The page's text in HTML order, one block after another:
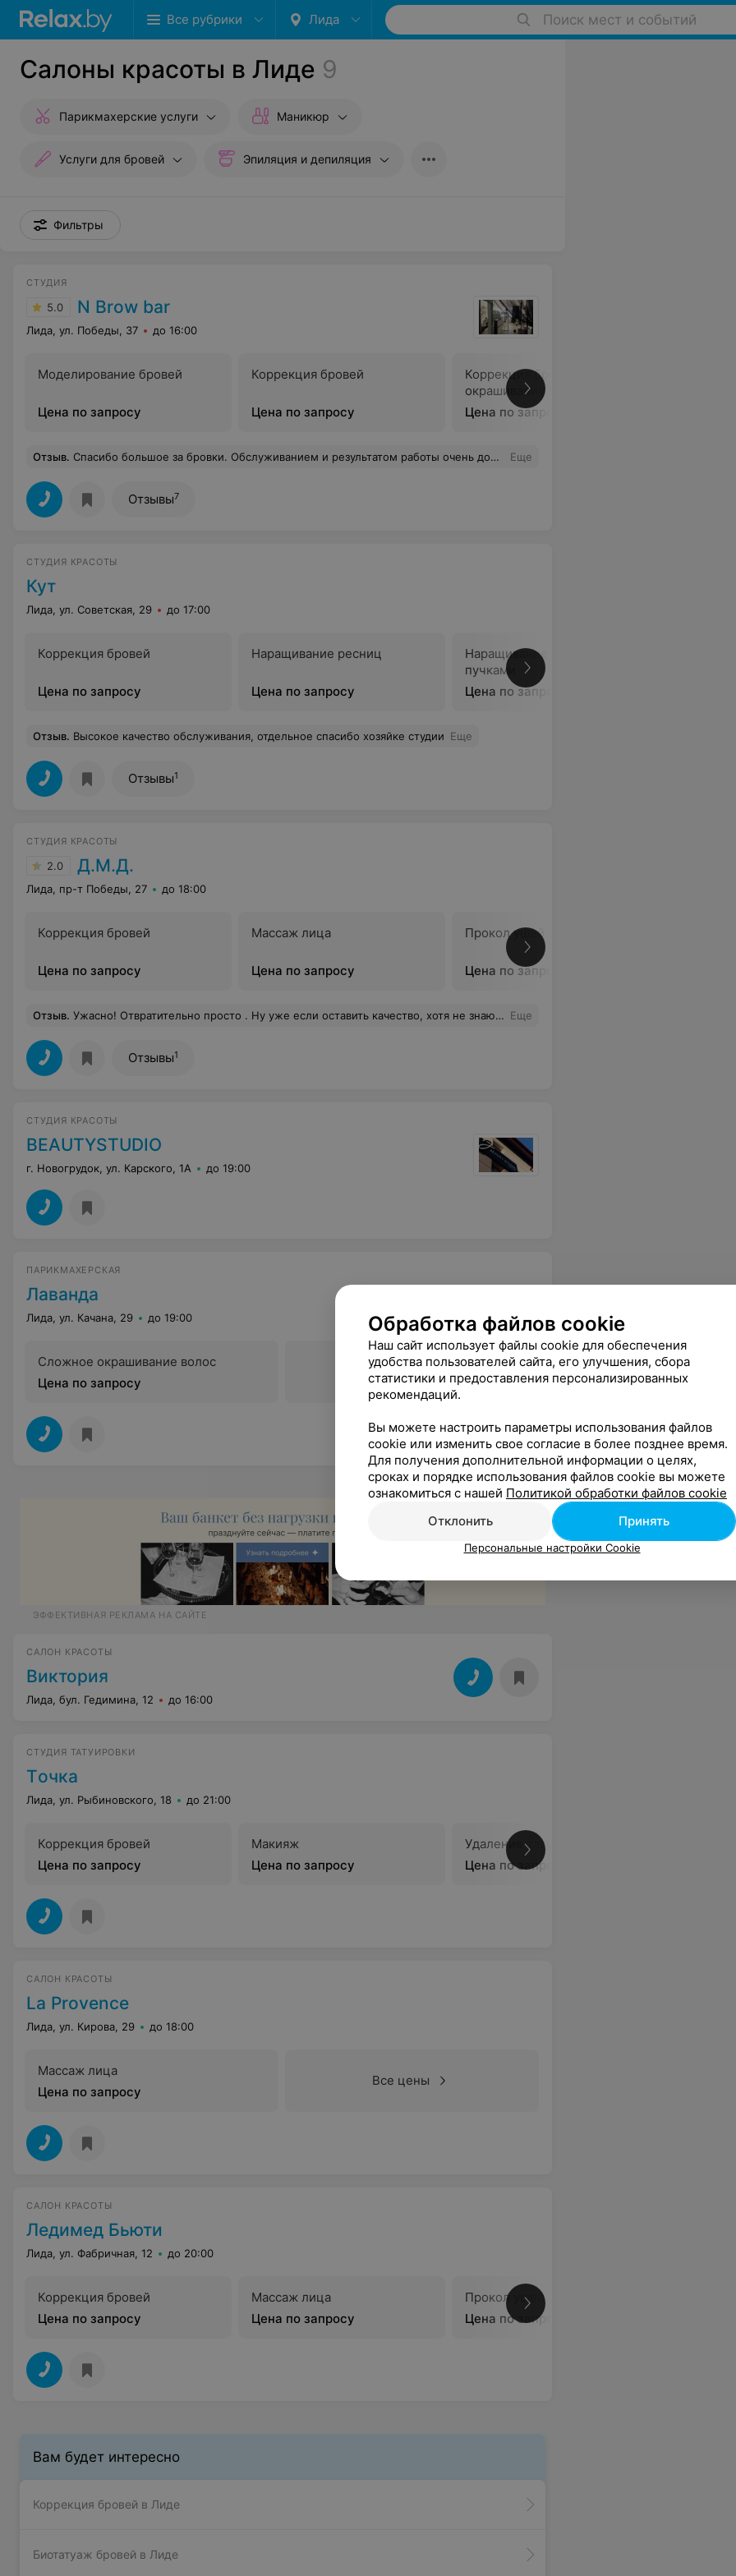
Все рубрики Лида Поиск мест и событий
Салоны красоты в Лиде 9
Парикмахерские услуги Маникюр
Услуги для бровей Эпиляция и депиляция
Фильтры
СТУДИЯ
5.0 N Brow bar
Лида, ул. Победы, 37 до 16:00
Моделирование бровей
Цена по запросу
Коррекция бровей
Цена по запросу
Коррекция бровей +
окрашивание хной / краской
Цена по запросу
Отзыв. Спасибо большое за бровки. Обслуживанием и результатом работы очень довольна. Еще
Отзывы7
СТУДИЯ КРАСОТЫ
Кут
Лида, ул. Советская, 29 до 17:00
Коррекция бровей
Цена по запросу
Наращивание ресниц
Цена по запросу
Наращивание ресниц
пучками
Цена по запросу
Отзыв. Высокое качество обслуживания, отдельное спасибо хозяйке студии Еще
Отзывы1
СТУДИЯ КРАСОТЫ
2.0 Д.М.Д.
Лида, пр-т Победы, 27 до 18:00
Коррекция бровей
Цена по запросу
Массаж лица
Цена по запросу
Прокол ушей
Цена по запросу
Отзыв. Ужасно! Отвратительно просто . Ну уже если оставить качество, хотя не знаю где и как таких мастеров подбирали - никакие впрочем, ( не в Милане находимся ,а я там именно и живу). но отношению к клиентам научиться все-таки надо. Лена, к которой я попала на укладку с большой неохотой согласилась на мою просьбу помыть волосы два раза, а потом все-таки они остались совершенно грязными и неприятным на ощупь. И ещё, телефон на рабочем месте просто должен быть выключен. Для записи клиентов у вас есть администратор. Ну,а Саша (вроде), мастер по педикюру, это уж вообще никуда не годится. На мою просьбу покрыть ногти на руках лаком она сказала, что время у неё нет и после этого сидела поправляя собственные ногти минут 30,пока у меня моли ноги. После того как педикюр был сделан я повторила мою просьбу, на что она ответила, что уже у неё следующий клиент, а сама ушла за покупками, вернувшись в салон с двумя полными авоськами (оставив меня одну на 20 мин сушить лак!!!) Еще
Отзывы1
СТУДИЯ КРАСОТЫ
BEAUTYSTUDIO
г. Новогрудок, ул. Карского, 1А до 19:00
ПАРИКМАХЕРСКАЯ
Лаванда
Лида, ул. Качана, 29 до 19:00
Сложное окрашивание волос
Цена по запросу
Все цены
ЭФФЕКТИВНАЯ РЕКЛАМА НА САЙТЕ
САЛОН КРАСОТЫ
Виктория
Лида, бул. Гедимина, 12 до 16:00
СТУДИЯ ТАТУИРОВКИ
Tочка
Лида, ул. Рыбиновского, 18 до 21:00
Коррекция бровей
Цена по запросу
Макияж
Цена по запросу
Удаление татуажа
Цена по запросу
САЛОН КРАСОТЫ
La Provence
Лида, ул. Кирова, 29 до 18:00
Массаж лица
Цена по запросу
Все цены
САЛОН КРАСОТЫ
Ледимед Бьюти
Лида, ул. Фабричная, 12 до 20:00
Коррекция бровей
Цена по запросу
Массаж лица
Цена по запросу
Прокол ушей
Цена по запросу
Вам будет интересно
Коррекция бровей в Лиде
Биотатуаж бровей в Лиде
Обработка файлов cookie
Наш сайт использует файлы cookie для обеспечения
удобства пользователей сайта, его улучшения, сбора
статистики и предоставления персонализированных
рекомендаций.
Вы можете настроить параметры использования файлов
cookie или изменить свое согласие в более позднее время.
Для получения дополнительной информации о целях,
сроках и порядке использования файлов cookie вы можете
ознакомиться с нашей Политикой обработки файлов cookie
Отклонить
Принять
Персональные настройки Cookie